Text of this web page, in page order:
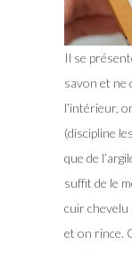
Il se
savon et ne
l’intérieur,
(discipline
que de
suffit de le
cuir chevelu
et on rince.